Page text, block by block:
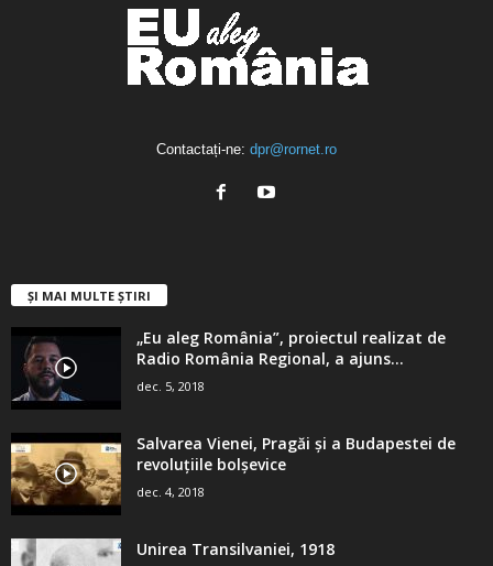
Contactați-ne: dpr@rornet.ro
ȘI MAI MULTE ȘTIRI
„Eu aleg România”, proiectul realizat de
Radio România Regional, a ajuns...
dec. 5, 2018
Salvarea Vienei, Pragăi şi a Budapestei de
revoluţiile bolşevice
dec. 4, 2018
Unirea Transilvaniei, 1918